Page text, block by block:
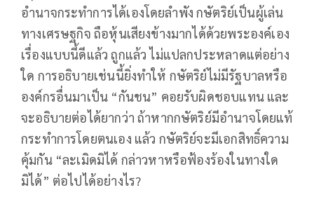
อำนาจกระทำการได้เองโดยลำพัง กษัตริย์เป็นผู้เล่น
ทางเศรษฐกิจ ถือหุ้นเสียงข้างมากได้ด้วยพระองค์เอง
เรื่องแบบนี้ดีแล้ว ถูกแล้ว ไม่แปลกประหลาดแต่อย่าง
ใด การอธิบายเช่นนี้ยิ่งทำให้ กษัตริย์ไม่มีรัฐบาลหรือ
องค์กรอื่นมาเป็น “กันชน” คอยรับผิดชอบแทน และ
จะอธิบายต่อได้ยากว่า ถ้าหากกษัตริย์มีอำนาจโดยแท้
กระทำการโดยตนเอง แล้ว กษัตริย์จะมีเอกสิทธิ์ความ
คุ้มกัน “ละเมิดมิได้ กล่าวหาหรือฟ้องร้องในทางใด
มิได้” ต่อไปได้อย่างไร?